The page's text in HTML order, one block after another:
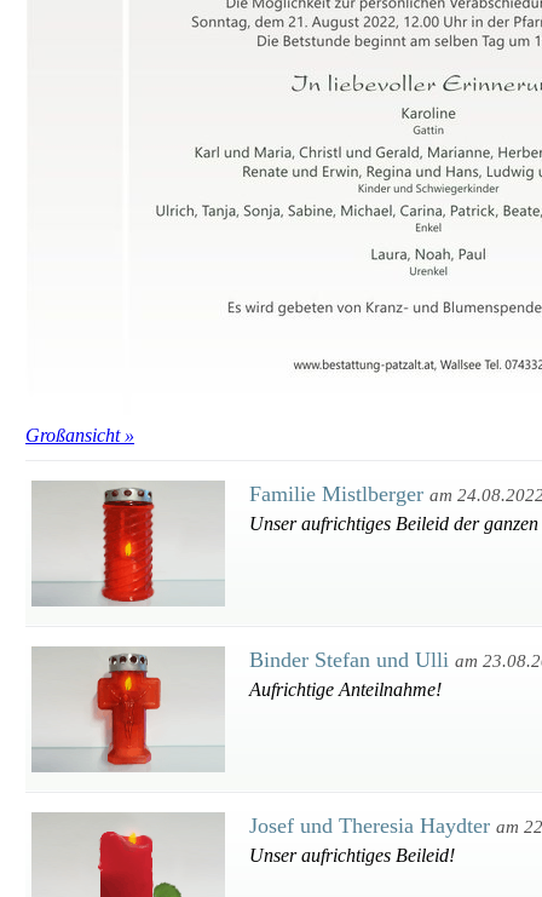
Großansicht »
Familie Mistlberger am
Unser aufrichtiges Beileid der
Binder Stefan und Ulli am
Aufrichtige Anteilnahme!
Josef und Theresia Haydter am
Unser aufrichtiges Beileid!